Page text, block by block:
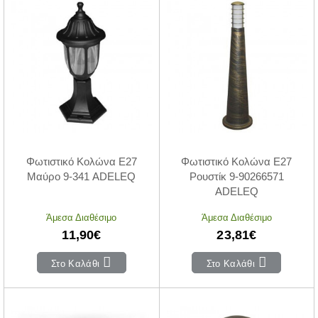
Φωτιστικό Κολώνα E27
Μαύρο 9-341 ADELEQ
Άμεσα Διαθέσιμο
11,90€
Στο Καλάθι
Φωτιστικό Κολώνα E27
Ρουστίκ 9-90266571
ADELEQ
Άμεσα Διαθέσιμο
23,81€
Στο Καλάθι